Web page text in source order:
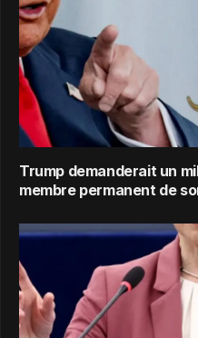
Trump demanderait un
membre permanent de